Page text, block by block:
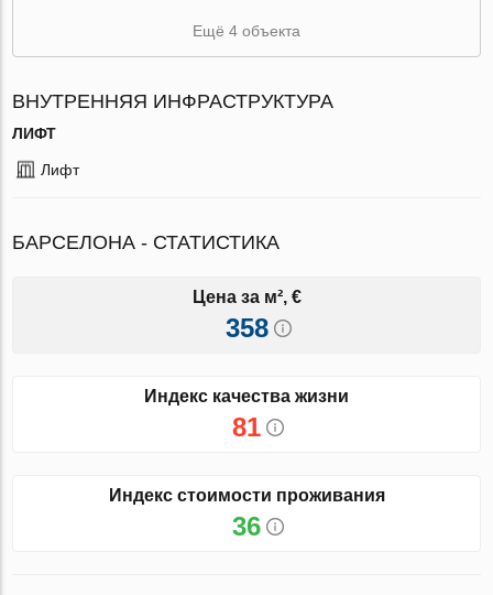
Ещё 4 объекта
ВНУТРЕННЯЯ ИНФРАСТРУКТУРА
ЛИФТ
Лифт
БАРСЕЛОНА - СТАТИСТИКА
Цена за м², €
358
Индекс качества жизни
81
Индекс стоимости проживания
36